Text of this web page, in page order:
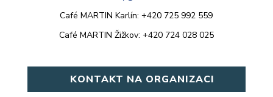
Café MARTIN Karlín:+420 725 992 559
Café MARTIN Žižkov: +420 724 028 025
KONTAKT NA ORGANIZACI